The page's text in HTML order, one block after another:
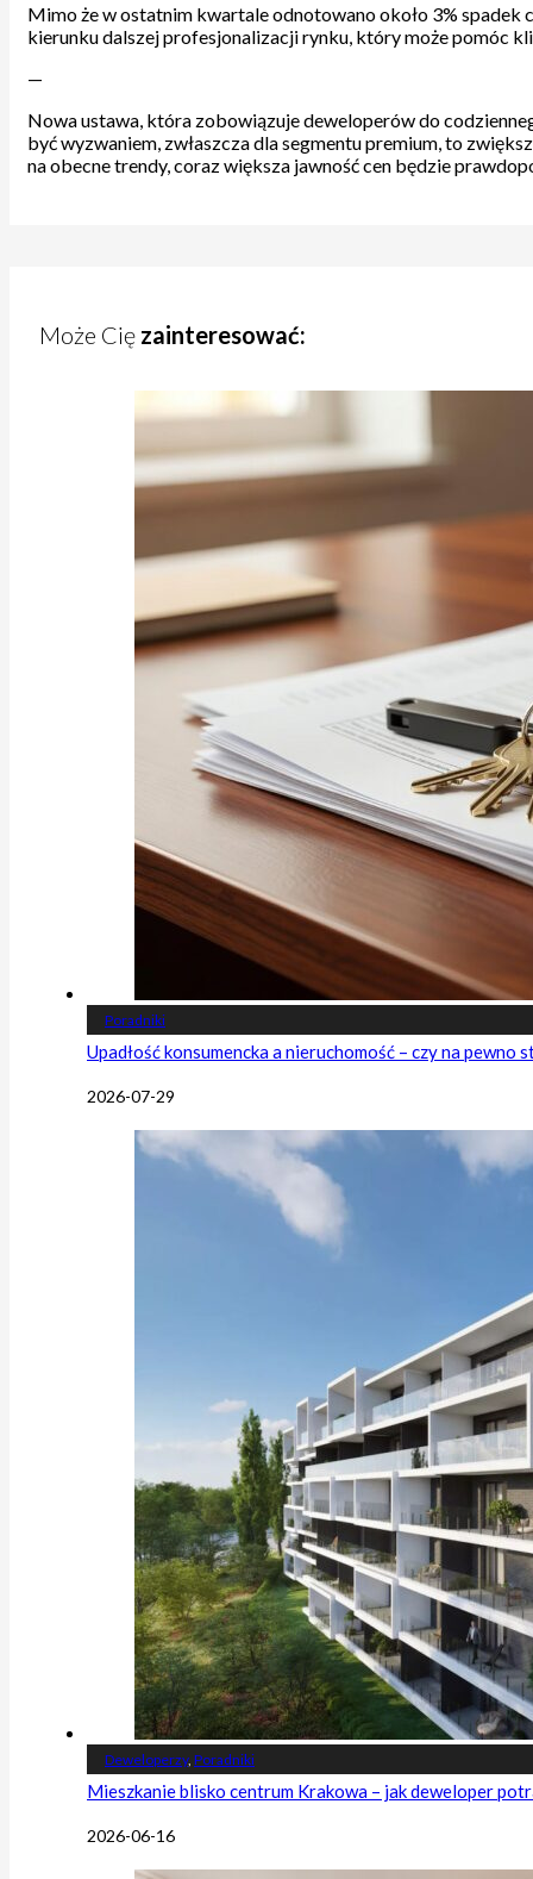
Mimo że w ostatnim kwartale odnotowano około 3%
kierunku dalszej profesjonalizacji rynku, który może pomóc
—
Nowa ustawa, która zobowiązuje deweloperów do
być wyzwaniem, zwłaszcza dla segmentu premium, to
na obecne trendy, coraz większa jawność cen będzie
Może Cię zainteresować:
Poradniki
Upadłość konsumencka a nieruchomość – czy na pewno
2026-07-29
Deweloperzy, Poradniki
Mieszkanie blisko centrum Krakowa – jak deweloper
2026-06-16